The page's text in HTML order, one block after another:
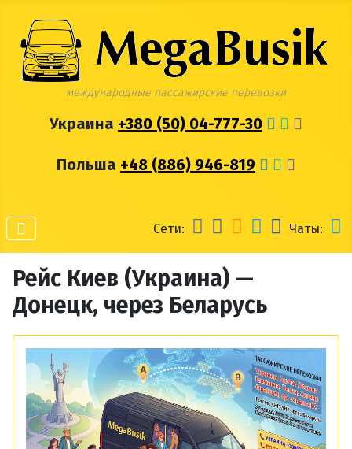
международные пассажирские перевозки
Украина +380 (50) 04-777-30
Польша +48 (886) 946-819
Сети: Чаты:
Рейс Киев (Украина) —
Донецк, через Беларусь